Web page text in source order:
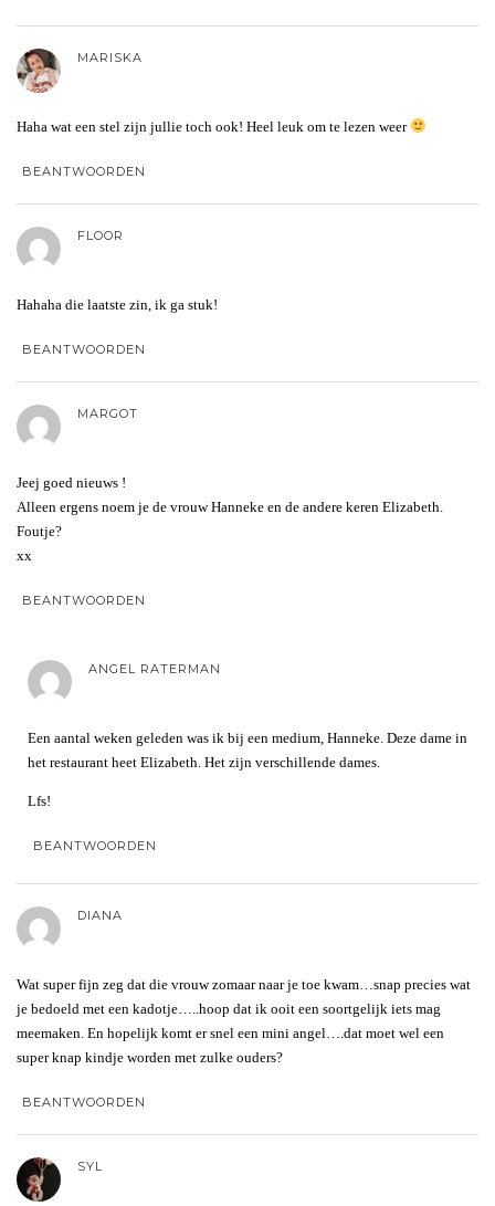
MARISKA
Haha wat een stel zijn jullie toch ook! Heel leuk om te lezen weer
BEANTWOORDEN
FLOOR
Hahaha die laatste zin, ik ga stuk!
BEANTWOORDEN
MARGOT
Jeej goed nieuws !
Alleen ergens noem je de vrouw Hanneke en de andere keren Elizabeth.
Foutje?
xx
BEANTWOORDEN
ANGEL RATERMAN
Een aantal weken geleden was ik bij een medium, Hanneke. Deze dame in
het restaurant heet Elizabeth. Het zijn verschillende dames.
Lfs!
BEANTWOORDEN
DIANA
Wat super fijn zeg dat die vrouw zomaar naar je toe kwam…snap precies wat
je bedoeld met een kadotje…..hoop dat ik ooit een soortgelijk iets mag
meemaken. En hopelijk komt er snel een mini angel….dat moet wel een
super knap kindje worden met zulke ouders?
BEANTWOORDEN
SYL